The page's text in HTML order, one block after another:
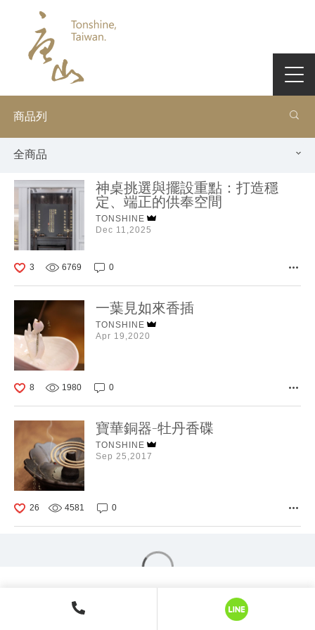
商品列
全商品
神桌挑選與擺設重點：打造穩
定、端正的供奉空間
TONSHINE
Dec 11,2025
3 6769 0
一葉見如來香插
TONSHINE
Apr 19,2020
8 1980 0
寶華銅器-牡丹香碟
TONSHINE
Sep 25,2017
26 4581 0